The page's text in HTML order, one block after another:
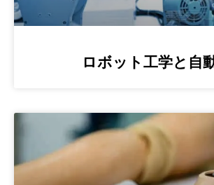
ロボット工学と自